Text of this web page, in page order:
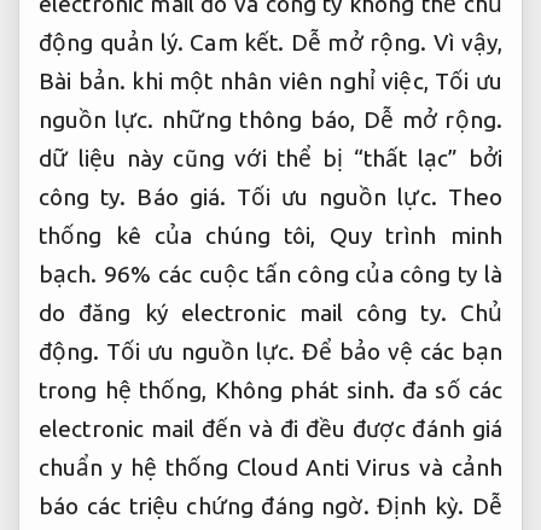
động quản lý. Cam kết. Dễ mở rộng. Vì vậy,
Bài bản. khi một nhân viên nghỉ việc, Tối ưu
nguồn lực. những thông báo, Dễ mở rộng.
dữ liệu này cũng với thể bị “thất lạc” bởi
công ty. Báo giá. Tối ưu nguồn lực. Theo
thống kê của chúng tôi, Quy trình minh
bạch. 96% các cuộc tấn công của công ty là
do đăng ký electronic mail công ty. Chủ
động. Tối ưu nguồn lực. Để bảo vệ các bạn
trong hệ thống, Không phát sinh. đa số các
electronic mail đến và đi đều được đánh giá
chuẩn y hệ thống Cloud Anti Virus và cảnh
báo các triệu chứng đáng ngờ.Định kỳ. Dễ